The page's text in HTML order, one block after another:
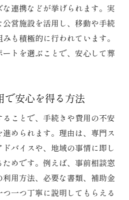
連携などが挙げられます。実
営施設を活用し、移動や手続
も積極的に行われています。
トを選ぶことで、安心して葬
で安心を得る方法
ことで、手続きや費用の不安
められます。理由は、専門ス
バイスや、地域の事情に即し
めです。例えば、事前相談窓
用方法、必要な書類、補助金
一つ丁寧に説明してもらえる